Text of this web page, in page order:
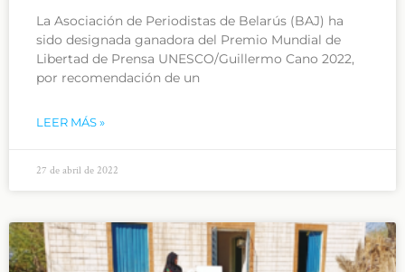
La Asociación de Periodistas de Belarús (BAJ) ha
sido designada ganadora del Premio Mundial de
Libertad de Prensa UNESCO/Guillermo Cano 2022,
por recomendación de un
LEER MÁS »
27 de abril de 2022